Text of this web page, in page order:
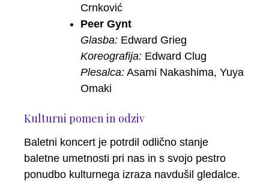
Crnković
Peer Gynt
Glasba: Edward Grieg
Koreografija: Edward Clug
Plesalca: Asami Nakashima, Yuya
Omaki
Kulturni pomen in odziv
Baletni koncert je potrdil odlično stanje
baletne umetnosti pri nas in s svojo pestro
ponudbo kulturnega izraza navdušil gledalce.